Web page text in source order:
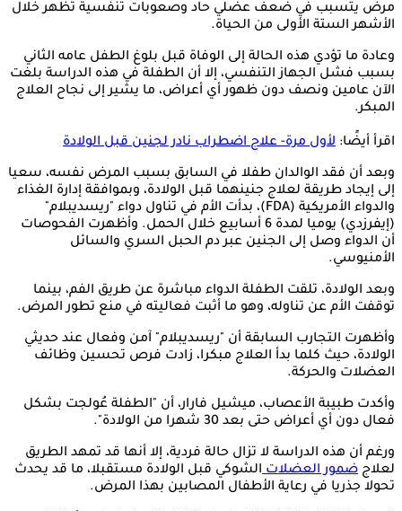
مرض يتسبب في ضعف عضلي حاد وصعوبات تنفسية تظهر خلال
الأشهر الستة الأولى من الحياة.
وعادة ما تؤدي هذه الحالة إلى الوفاة قبل بلوغ الطفل عامه الثاني
بسبب فشل الجهاز التنفسي، إلا أن الطفلة في هذه الدراسة بلغت
الآن عامين ونصف دون ظهور أي أعراض، ما يشير إلى نجاح العلاج
المبكر.
اقرأ أيضًا: لأول مرة- علاج اضطراب نادر لجنين قبل الولادة
وبعد أن فقد الوالدان طفلا في السابق بسبب المرض نفسه، سعيا
إلى إيجاد طريقة لعلاج جنينهما قبل الولادة، وبموافقة إدارة الغذاء
والدواء الأمريكية (FDA)، بدأت الأم في تناول دواء "ريسديبلام"
(إيفرزدي) يوميا لمدة 6 أسابيع خلال الحمل. وأظهرت الفحوصات
أن الدواء وصل إلى الجنين عبر دم الحبل السري والسائل
الأمنيوسي.
وبعد الولادة، تلقت الطفلة الدواء مباشرة عن طريق الفم، بينما
توقفت الأم عن تناوله، وهو ما أثبت فعاليته في منع تطور المرض.
وأظهرت التجارب السابقة أن "ريسديبلام" آمن وفعال عند حديثي
الولادة، حيث كلما بدأ العلاج مبكرا، زادت فرص تحسين وظائف
العضلات والحركة.
وأكدت طبيبة الأعصاب، ميشيل فارار، أن "الطفلة عُولجت بشكل
فعال دون أي أعراض حتى بعد 30 شهرا من الولادة".
ورغم أن هذه الدراسة لا تزال حالة فردية، إلا أنها قد تمهد الطريق
لعلاج ضمور العضلاتالشوكي قبل الولادة مستقبلا، ما قد يحدث
تحولا جذريا في رعاية الأطفال المصابين بهذا المرض.